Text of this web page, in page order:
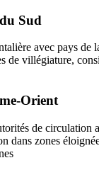
Sud
avec pays de
de villégiature,
Orient
de circulation
dans zones